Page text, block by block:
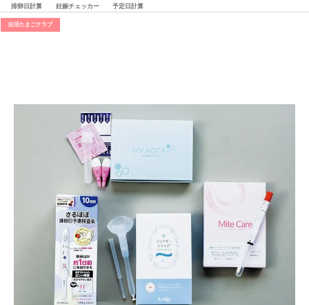
排卵日計算 妊娠チェッカー 予定日計算
妊活たまごクラブ